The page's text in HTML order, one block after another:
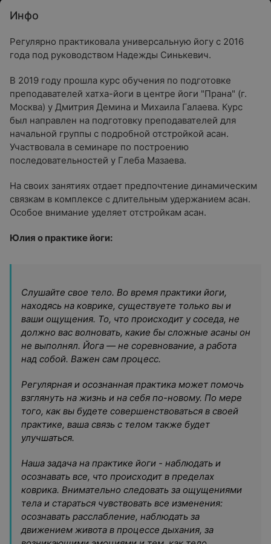
Инфо
Регулярно практиковала универсальную йогу с 2016
года под руководством Надежды Синькевич.
В 2019 году прошла курс обучения по подготовке
преподавателей хатха-йоги в центре йоги "Прана" (г.
Москва) у Дмитрия Демина и Михаила Галаева. Курс
был направлен на подготовку преподавателей для
начальной группы с подробной отстройкой асан.
Участвовала в семинаре по построению
последовательностей у Глеба Мазаева.
На своих занятиях отдает предпочтение динамическим
связкам в комплексе с длительным удержанием асан.
Особое внимание уделяет отстройкам асан.
Юлия о практике йоги:
Слушайте свое тело.‬ Во время практики йоги,
находясь на коврике, существуете только вы и
ваши ощущения. ‬То, что происходит у соседа, не
должно вас волновать, какие бы сложные асаны он
не выполнял. Йога — не соревнование, а работа
над собой. Важен сам процесс.‬
Регулярная и осознанная практика может помочь
взглянуть на жизнь и на себя по-новому. По мере
того, как вы будете совершенствоваться в своей
практике, ваша связь с телом также будет
улучшаться.
Наша задача на практике йоги - наблюдать и
осознавать все, что происходит в пределах
коврика. Внимательно следовать за ощущениями
тела и стараться чувствовать все изменения:
осознавать расслабление, наблюдать за
движением живота в процессе дыхания, за